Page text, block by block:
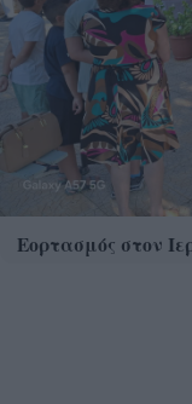
Εορτασμός στον